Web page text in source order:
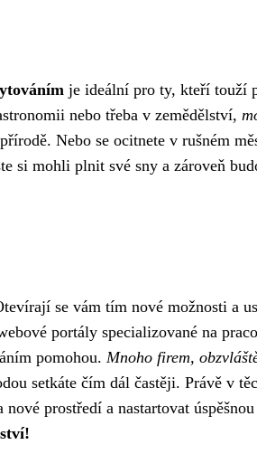
je ideální pro ty, kteří touží
nebo třeba v zemědělství,
Nebo se ocitnete v rušném
mohli plnit své sny a zároveň
se vám tím nové možnosti a
portály specializované na
pomohou. Mnoho firem,
setkáte čím dál častěji. Právě v
prostředí a nastartovat